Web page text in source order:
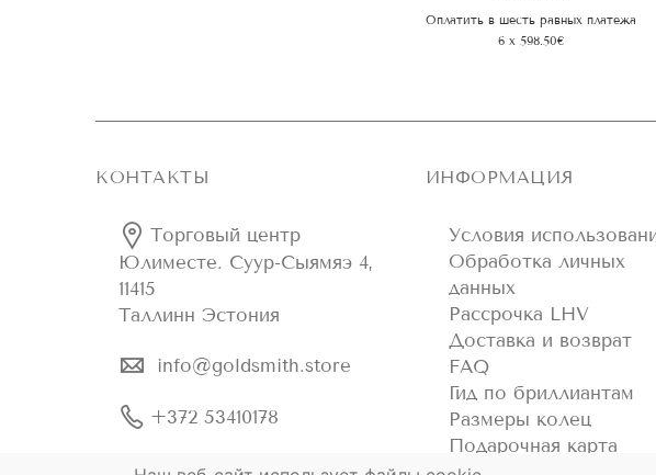
Оплатить в шесть равных платежа
6 x 598.50€
КОНТАКТЫ
Торговый центр
Юлиместе. Суур-Сыямяэ 4,
11415
Таллинн Эстония
info@goldsmith.store
+372 53410178
ИНФОРМАЦИЯ
Условия
Обработка личных
данных
Рассрочка LHV
Доставка и возврат
FAQ
Гид по бриллиантам
Размеры колец
Подарочная карта